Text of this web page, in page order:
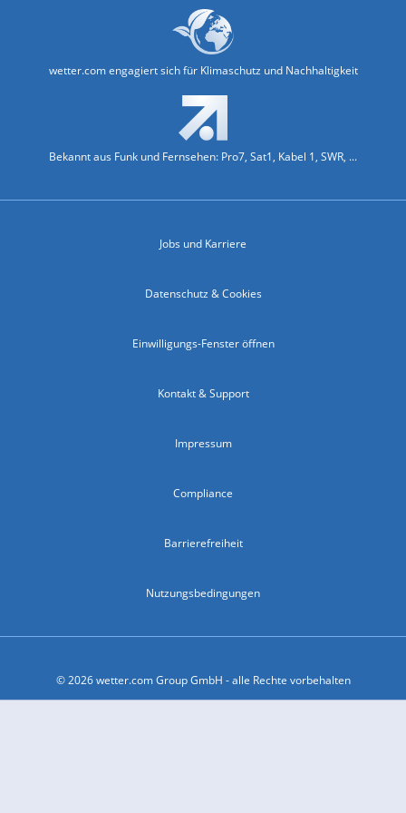
wetter.com engagiert sich für Klimaschutz und Nachhaltigkeit
Bekannt aus Funk und Fernsehen: Pro7, Sat1, Kabel 1, SWR, ...
Jobs und Karriere
Datenschutz & Cookies
Einwilligungs-Fenster öffnen
Kontakt & Support
Impressum
Compliance
Barrierefreiheit
Nutzungsbedingungen
© 2026 wetter.com Group GmbH - alle Rechte vorbehalten